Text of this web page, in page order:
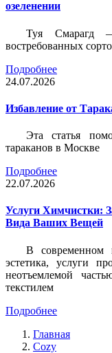
озеленении
Туя Смарагд
востребованных
Подробнее
24.07.2026
Избавление от
Эта статья
тараканов в Москве
Подробнее
22.07.2026
Услуги Химчистки:
Вида Ваших Вещей
В современном
эстетика, услуги
неотъемлемой
текстилем
Подробнее
Главная
Cozy